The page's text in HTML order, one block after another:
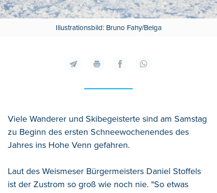
Illustrationsbild: Bruno Fahy/Belga
Viele Wanderer und Skibegeisterte sind am Samstag
zu Beginn des ersten Schneewochenendes des
Jahres ins Hohe Venn gefahren.
Laut des Weismeser Bürgermeisters Daniel Stoffels
ist der Zustrom so groß wie noch nie. "So etwas